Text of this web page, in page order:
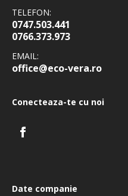
TELEFON:
0747.503.441
0766.373.973
EMAIL:
office@eco-vera.ro
Conecteaza-te cu noi
Date companie